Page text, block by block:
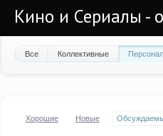
Кино и Сериалы -
Все Коллективные
Хорошие Новые